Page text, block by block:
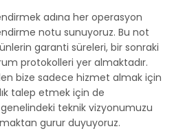
adına her operasyon
notu sunuyoruz. Bu not
garanti süreleri, bir sonraki
protokolleri yer almaktadır.
bize sadece hizmet almak için
talep etmek için de
teknik vizyonumuzu
gurur duyuyoruz.